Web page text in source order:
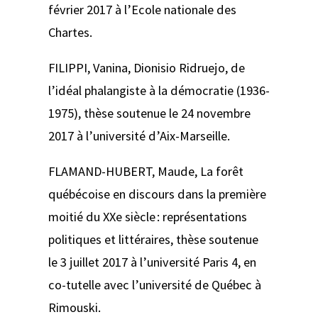
février 2017 à l’Ecole nationale des
Chartes.
FILIPPI, Vanina, Dionisio Ridruejo, de
l’idéal phalangiste à la démocratie (1936-
1975), thèse soutenue le 24 novembre
2017 à l’université d’Aix-Marseille.
FLAMAND-HUBERT, Maude, La forêt
québécoise en discours dans la première
moitié du XXe siècle: représentations
politiques et littéraires, thèse soutenue
le 3 juillet 2017 à l’université Paris 4, en
co-tutelle avec l’université de Québec à
Rimouski.